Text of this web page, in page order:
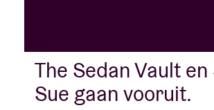
The Sedan Vault en
Sue gaan vooruit.